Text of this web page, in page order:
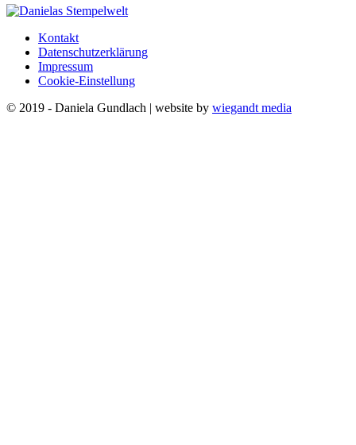
Kontakt
Datenschutzerklärung
Impressum
Cookie-Einstellung
© 2019 - Daniela Gundlach | website by wiegandt media